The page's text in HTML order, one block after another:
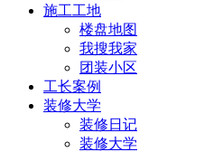
施工工地
楼盘地图
我搜我家
团装小区
工长案例
装修大学
装修日记
装修大学